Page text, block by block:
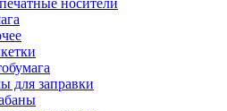
носители
для заправки